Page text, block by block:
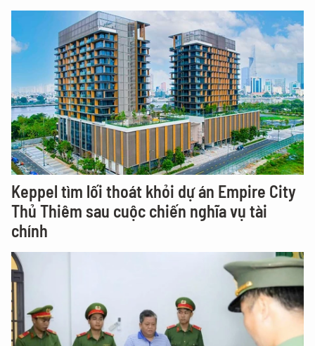
Keppel tìm lối thoát khỏi dự án Empire City
Thủ Thiêm sau cuộc chiến nghĩa vụ tài
chính